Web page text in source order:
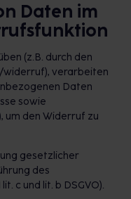
Daten im
(z.B. durch den
verarbeiten
Daten
sowie
um den Widerruf zu
gesetzlicher
des
c und lit. b DSGVO).